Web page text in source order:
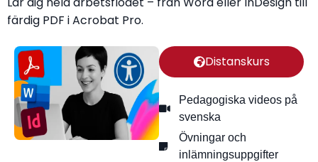
färdig PDF i Acrobat Pro.
Distanskurs
Pedagogiska videos på
svenska
Övningar och
inlämningsuppgifter